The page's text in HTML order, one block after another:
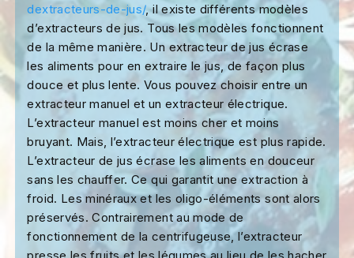
dextracteurs-de-jus/, il existe différents modèles
d’extracteurs de jus. Tous les modèles fonctionnent
de la même manière. Un extracteur de jus écrase
les aliments pour en extraire le jus, de façon plus
douce et plus lente. Vous pouvez choisir entre un
extracteur manuel et un extracteur électrique.
L’extracteur manuel est moins cher et moins
bruyant. Mais, l’extracteur électrique est plus rapide.
L’extracteur de jus écrase les aliments en douceur
sans les chauffer. Ce qui garantit une extraction à
froid. Les minéraux et les oligo-éléments sont alors
préservés. Contrairement au mode de
fonctionnement de la centrifugeuse, l’extracteur
presse les fruits et les légumes au lieu de les hacher